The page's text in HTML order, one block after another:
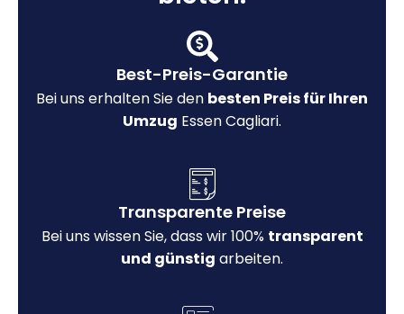
Best-Preis-Garantie
Bei uns erhalten Sie den besten Preis für Ihren
Umzug Essen Cagliari.
Transparente Preise
Bei uns wissen Sie, dass wir 100% transparent
und günstig arbeiten.